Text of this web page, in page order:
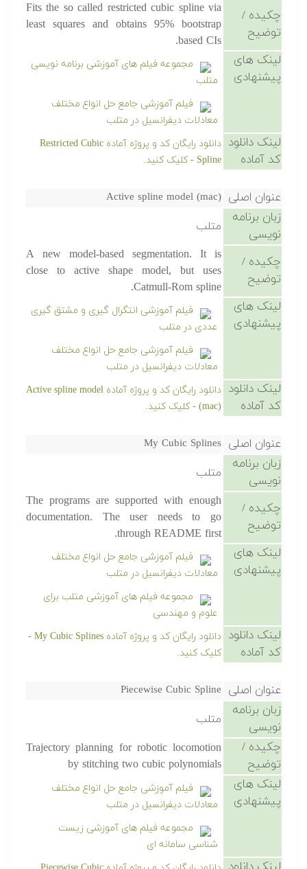
چکیده /
توضیح
Fits the so called restricted cubic spline via
least squares and obtains 95% bootstrap
based CIs.
لینک های
پیشنهادی
مجموعه فیلم های آموزشی برنامه نویسی
متلب
فیلم آموزشی جامع حل انواع مختلف
معادلات دیفرانسیل در متلب
لینک دانلود
کد آماده
دانلود رایگان کد و پروژه آماده Restricted Cubic
Spline - کلیک کنید.
عنوان اصلی Active spline model (mac)
زبان برنامه
نویسی
متلب
چکیده /
توضیح
A new model-based segmentation. It is
close to active shape model, but uses
Catmull-Rom spline.
لینک های
پیشنهادی
فیلم آموزشی انتگرال گیری و مشتق گیری
عددی در متلب
فیلم آموزشی جامع حل انواع مختلف
معادلات دیفرانسیل در متلب
لینک دانلود
کد آماده
دانلود رایگان کد و پروژه آماده Active spline model
(mac) - کلیک کنید.
عنوان اصلی My Cubic Splines
زبان برنامه
نویسی
متلب
چکیده /
توضیح
The programs are supported with enough
documentation. The user needs to go
through README first.
لینک های
پیشنهادی
فیلم آموزشی جامع حل انواع مختلف
معادلات دیفرانسیل در متلب
مجموعه فیلم های آموزشی متلب برای
علوم و مهندسی
لینک دانلود
کد آماده
دانلود رایگان کد و پروژه آماده My Cubic Splines -
کلیک کنید.
عنوان اصلی Piecewise Cubic Spline
زبان برنامه
نویسی
متلب
چکیده /
توضیح
Trajectory planning for robotic locomotion
by stitching two cubic polynomials
لینک های
پیشنهادی
فیلم آموزشی جامع حل انواع مختلف
معادلات دیفرانسیل در متلب
مجموعه فیلم های آموزشی زیست
شناسی سامانه ای